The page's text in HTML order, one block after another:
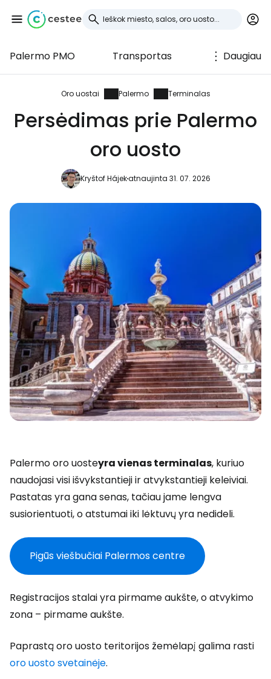
Palermo PMO Transportas Daugiau
Oro uostai Palermo Terminalas
Persėdimas prie Palermo
oro uosto
Kryštof Hájekatnaujinta 31. 07. 2026
Palermo oro uosteyra vienas terminalas, kuriuo
naudojasi visi išvykstantieji ir atvykstantieji keleiviai.
Pastatas yra gana senas, tačiau jame lengva
susiorientuoti, o atstumai iki lėktuvų yra nedideli.
Pigūs viešbučiai Palermos centre
Registracijos stalai yra pirmame aukšte, o atvykimo
zona – pirmame aukšte.
Paprastą oro uosto teritorijos žemėlapį galima rasti
oro uosto svetainėje.
Prisijunkite prie
Cestee
... pasaulinė kelionių bendruomenė
Tęsti el. paštu